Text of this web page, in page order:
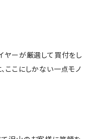
ヤーが厳選して買付をし
ここにしかない一点モノ